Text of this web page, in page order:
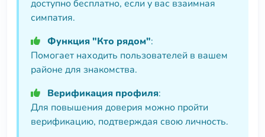
доступно бесплатно, если у вас взаимная
симпатия.
Функция "Кто рядом":
Помогает находить пользователей в вашем
районе для знакомства.
Верификация профиля:
Для повышения доверия можно пройти
верификацию, подтверждая свою личность.